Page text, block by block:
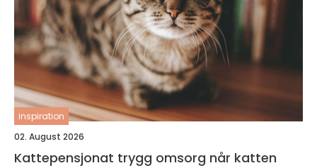
inspiration
02. August 2026
Kattepensjonat trygg omsorg når katten